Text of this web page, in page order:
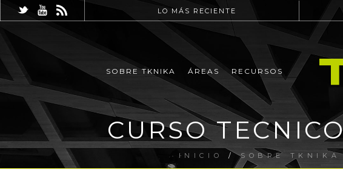
LO MÁS RECIENTE
SOBRE TKNIKA ÁREAS RECURSOS
CURSO
INICIO /SOBRE TKNIKA